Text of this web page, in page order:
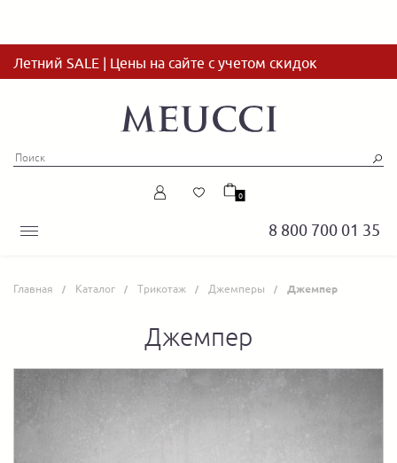
Летний SALE | Цены на сайте с учетом скидок
8 800 700 01 35
0
Главная Каталог Трикотаж Джемперы Джемпер
Джемпер